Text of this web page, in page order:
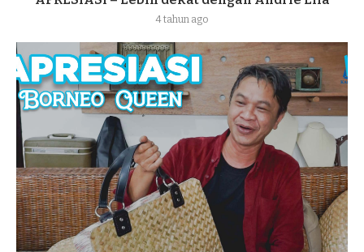
4 tahun ago